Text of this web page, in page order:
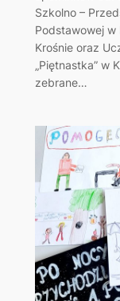
Szkolno –
Podstawowej w
Krośnie oraz
„Piętnastka” w
zebrane…